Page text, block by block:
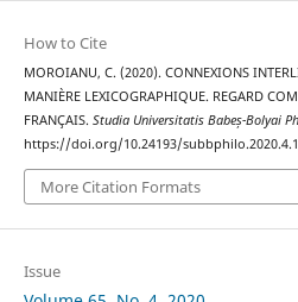
How to Cite
MOROIANU, C. (2020). CONNEXIONS
MANIÈRE LEXICOGRAPHIQUE. REGARD
FRANÇAIS. Studia Universitatis Babeș-Bolyai
https://doi.org/10.24193/
More Citation Formats
Issue